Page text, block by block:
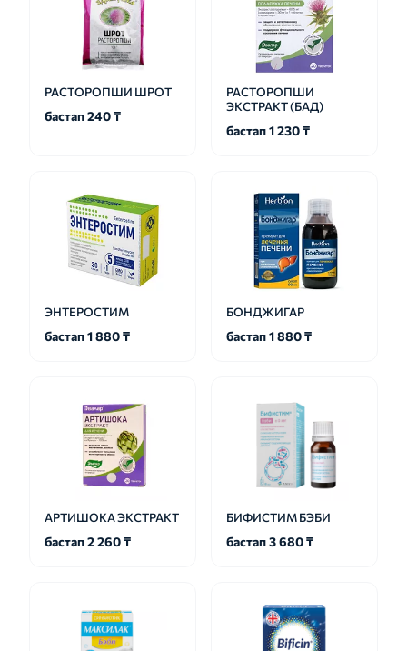
РАСТОРОПШИ ШРОТ
бастап 240 ₸
РАСТОРОПШИ
ЭКСТРАКТ (БАД)
бастап 1 230 ₸
ЭНТЕРОСТИМ
бастап 1 880 ₸
БОНДЖИГАР
бастап 1 880 ₸
АРТИШОКА ЭКСТРАКТ
бастап 2 260 ₸
БИФИСТИМ БЭБИ
бастап 3 680 ₸